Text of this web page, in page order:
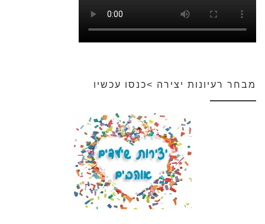
מבחר רעיונות יצירה >כנסו עכשיו